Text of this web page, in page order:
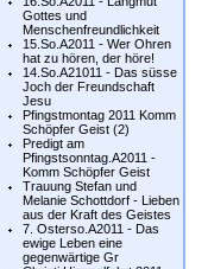
Gottes und
Menschenfreundlichkeit
15.So.A2011 - Wer Ohren
hat zu hören, der höre!
14.So.A21011 - Das süsse
Joch der Freundschaft
Jesu
Pfingstmontag 2011 Komm
Schöpfer Geist (2)
Predigt am
Pfingstsonntag.A2011 -
Komm Schöpfer Geist
Trauung Stefan und
Melanie Schottdorf - Lieben
aus der Kraft des Geistes
7. Osterso.A2011 - Das
ewige Leben eine
gegenwärtige Gr